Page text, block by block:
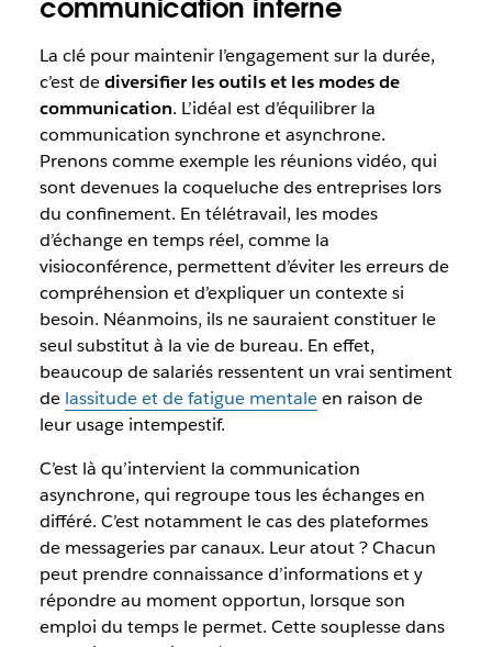
communication interne
La clé pour maintenir l’engagement sur la durée,
c’est dediversifier les outils et les modes de
communication. L’idéal est d’équilibrer la
communication synchrone et asynchrone.
Prenons comme exemple les réunions vidéo, qui
sont devenues la coqueluche des entreprises lors
du confinement. En télétravail, les modes
d’échange en temps réel, comme la
visioconférence, permettent d’éviter les erreurs de
compréhension et d’expliquer un contexte si
besoin. Néanmoins, ils ne sauraient constituer le
seul substitut à la vie de bureau. En effet,
beaucoup de salariés ressentent un vrai sentiment
de lassitude et de fatigue mentaleen raison de
leur usage intempestif.
C’est là qu’intervient la communication
asynchrone, qui regroupe tous les échanges en
différé. C’est notamment le cas des plateformes
de messageries par canaux. Leur atout ? Chacun
peut prendre connaissance d’informations et y
répondre au moment opportun, lorsque son
emploi du temps le permet. Cette souplesse dans